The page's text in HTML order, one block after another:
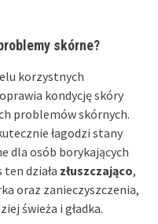
skórne?
korzystnych
kondycję skóry
problemów skórnych.
łagodzi stany
dla osób borykających
działa złuszczająco,
oraz zanieczyszczenia,
świeża i gładka.